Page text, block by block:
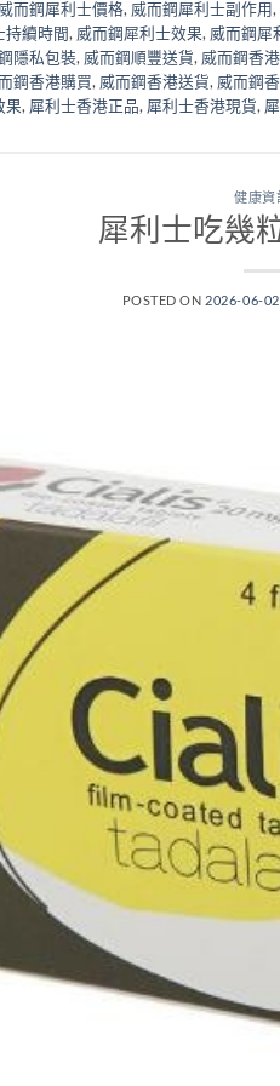
威而鋼犀利士價格, 威而鋼犀利士副作用,
持續時間, 威而鋼犀利士效果, 威而鋼犀
隱私包裝, 威而鋼順豐送貨, 威而鋼香
鋼香港購買, 威而鋼香港送貨, 威而鋼
果, 犀利士香港正品, 犀利士香港現貨,
健康資
犀利士吃幾
POSTED ON 2026-06-02